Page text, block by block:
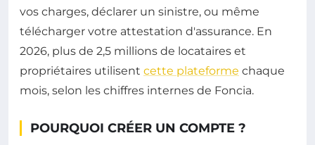
vos charges, déclarer un sinistre, ou même
télécharger votre attestation d'assurance. En
2026, plus de 2,5 millions de locataires et
propriétaires utilisent cette plateforme chaque
mois, selon les chiffres internes de Foncia.
POURQUOI CRÉER UN COMPTE ?